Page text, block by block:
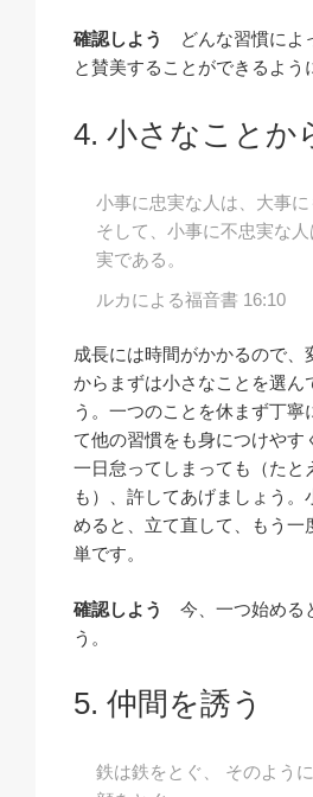
確認しよう
どんな習慣によ
と賛美することができるよう
小さなことか
小事に忠実な人は、大事に
そして、小事に不忠実な
実である。
ルカによる福音書 16:10
成長には時間がかかるので、
からまずは小さなことを選ん
う。一つのことを休まず丁寧
て他の習慣をも身につけやす
一日怠ってしまっても（たと
も）、許してあげましょう。
めると、立て直して、もう一
単です。
確認しよう
今、一つ始める
う。
仲間を誘う
鉄は鉄をとぐ、 そのよう